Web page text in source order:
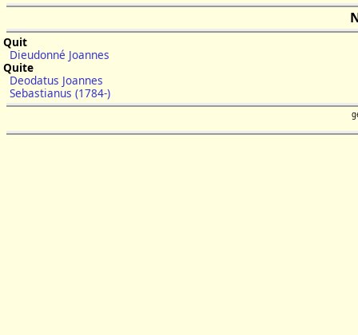
Quit
Dieudonné Joannes
Quite
Deodatus Joannes
Sebastianus (1784-)